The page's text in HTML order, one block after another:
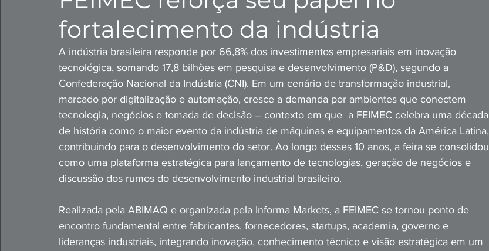
fortalecimento da indústria
A indústria brasileira responde por 66,8% dos investimentos empresariais em inovação
tecnológica, somando 17,8 bilhões em pesquisa e desenvolvimento (P&D), segundo a
Confederação Nacional da Indústria (CNI). Em um cenário de transformação industrial,
marcado por digitalização e automação, cresce a demanda por ambientes que conectem
tecnologia, negócios e tomada de decisão – contexto em que  a FEIMEC celebra uma década
de história como o maior evento da indústria de máquinas e equipamentos da América Latina,
contribuindo para o desenvolvimento do setor. Ao longo desses 10 anos, a feira se consolidou
como uma plataforma estratégica para lançamento de tecnologias, geração de negócios e
discussão dos rumos do desenvolvimento industrial brasileiro.
Realizada pela ABIMAQ e organizada pela Informa Markets, a FEIMEC se tornou ponto de
encontro fundamental entre fabricantes, fornecedores, startups, academia, governo e
lideranças industriais, integrando inovação, conhecimento técnico e visão estratégica em um